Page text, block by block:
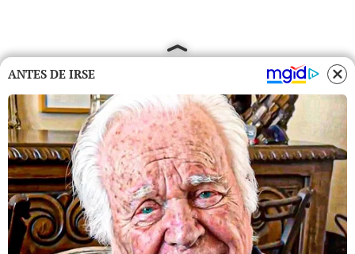
ANTES DE IRSE